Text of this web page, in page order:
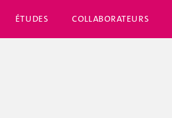
ÉTUDES COLLABORATEURS